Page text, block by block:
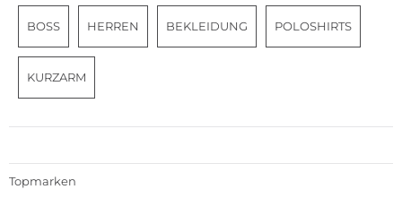
BOSS HERREN BEKLEIDUNG POLOSHIRTS
KURZARM
Topmarken